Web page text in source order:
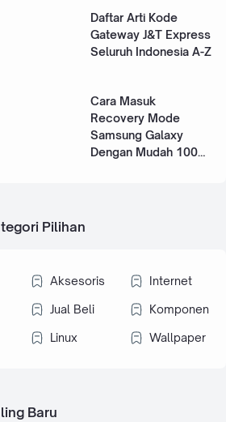
Daftar Arti Kode
Gateway J&T Express
Seluruh Indonesia A-Z
Cara Masuk
Recovery Mode
Samsung Galaxy
Dengan Mudah 100%
Pilihan
Aksesoris Internet
Jual Beli Komponen
Linux Wallpaper
Baru